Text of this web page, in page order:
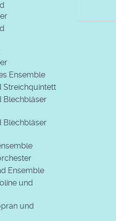
Ensemble
Streichquintett
Blechbläser
Blechbläser
Ensemble
und
und